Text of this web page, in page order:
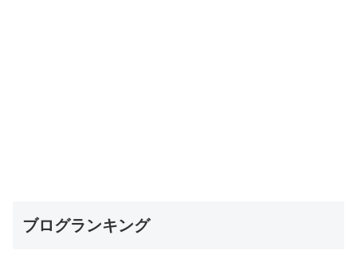
ブログランキング